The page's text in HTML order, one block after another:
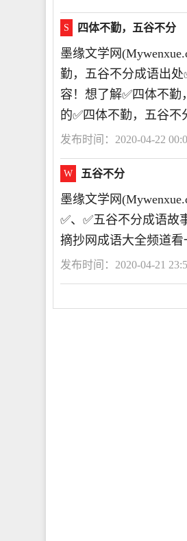
S 四体不勤，五谷不分
墨缘文学网
勤，五谷不分成语出处
容！想了解✅四体不
的✅四体不勤，五谷不
发布时间：2020-04-22
W 五谷不分
墨缘文学网
✅、✅五谷不分成语故
摘抄网成语大全频道看
发布时间：2020-04-21